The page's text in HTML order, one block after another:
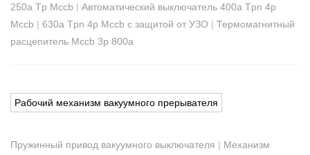
250a Tp Mccb | Автоматический выключатель 400a Tpn 4p
Mccb | 630a Tpn 4p Mccb с защитой от УЗО | Термомагнитный
расцепитель Mccb 3p 800a
Рабочий механизм вакуумного прерывателя
Пружинный привод вакуумного выключателя | Механизм